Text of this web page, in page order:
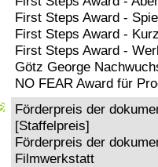
First Steps Award -
First Steps Award -
First Steps Award -
Götz George
NO FEAR Award für
Förderpreis der
[Staffelpreis]
Förderpreis der
Filmwerkstatt